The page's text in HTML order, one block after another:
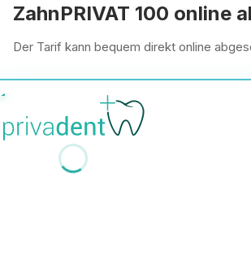
ZahnPRIVAT 100 online
Der Tarif kann bequem direkt online